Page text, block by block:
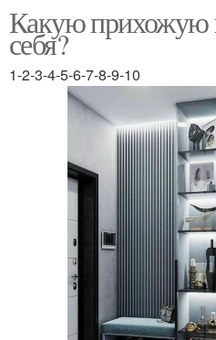
Какую прихожую
себя?
1-2-3-4-5-6-7-8-9-10